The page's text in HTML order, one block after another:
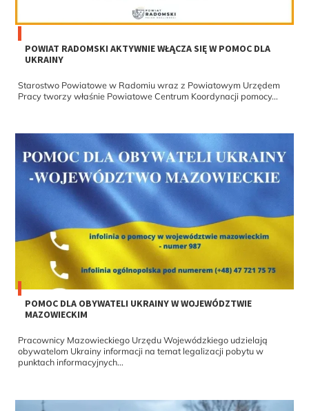
POWIAT RADOMSKI AKTYWNIE WŁĄCZA SIĘ W POMOC DLA
UKRAINY
Starostwo Powiatowe w Radomiu wraz z Powiatowym Urzędem
Pracy tworzy właśnie Powiatowe Centrum Koordynacji pomocy...
POMOC DLA OBYWATELI UKRAINY W WOJEWÓDZTWIE
MAZOWIECKIM
Pracownicy Mazowieckiego Urzędu Wojewódzkiego udzielają
obywatelom Ukrainy informacji na temat legalizacji pobytu w
punktach informacyjnych...